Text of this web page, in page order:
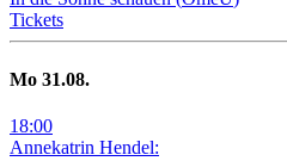
Tickets
Mo 31.08.
18:00
Annekatrin Hendel: